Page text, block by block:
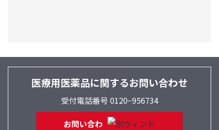
医療用医薬品に関するお問い合わせ
受付電話番号 0120−956734
お問い合わ